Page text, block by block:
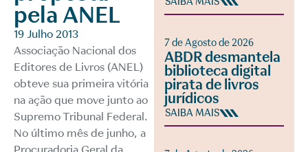
pela ANEL
19 Julho 2013
Associação Nacional dos
Editores de Livros (ANEL)
obteve sua primeira vitória
na ação que move junto ao
Supremo Tribunal Federal.
No último mês de junho, a
7 de Agosto de 2026
ABDR desmantela
biblioteca digital
pirata de livros
jurídicos
SAIBA MAIS